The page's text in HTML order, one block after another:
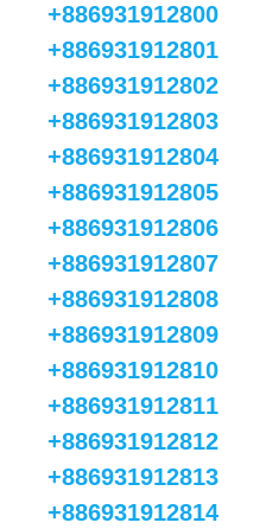
+886931912800
+886931912801
+886931912802
+886931912803
+886931912804
+886931912805
+886931912806
+886931912807
+886931912808
+886931912809
+886931912810
+886931912811
+886931912812
+886931912813
+886931912814